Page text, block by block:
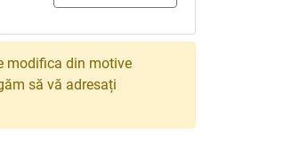
modifica din motive
să vă adresați